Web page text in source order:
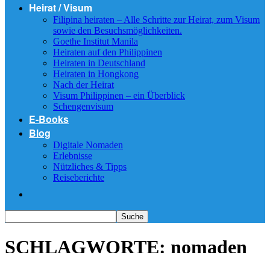
Heirat / Visum
Filipina heiraten – Alle Schritte zur Heirat, zum Visum
sowie den Besuchsmöglichkeiten.
Goethe Institut Manila
Heiraten auf den Philippinen
Heiraten in Deutschland
Heiraten in Hongkong
Nach der Heirat
Visum Philippinen – ein Überblick
Schengenvisum
E-Books
Blog
Digitale Nomaden
Erlebnisse
Nützliches & Tipps
Reiseberichte
SCHLAGWORTE: nomaden